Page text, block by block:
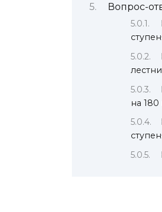
Вопрос-
на 180